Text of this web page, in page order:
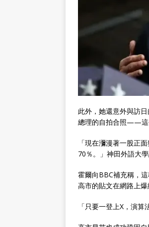
此外，她還意外與訪
總理的自拍合照——這
「現在瀰漫著一股正
70％。」神田外語大
霍爾向BBC補充稱，
高市的貼文在網路上爆
「只要一登上X，演